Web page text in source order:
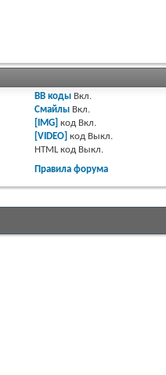
BB коды Вкл.
Смайлы Вкл.
[IMG] код Вкл.
[VIDEO] код Выкл.
HTML код Выкл.
Правила форума